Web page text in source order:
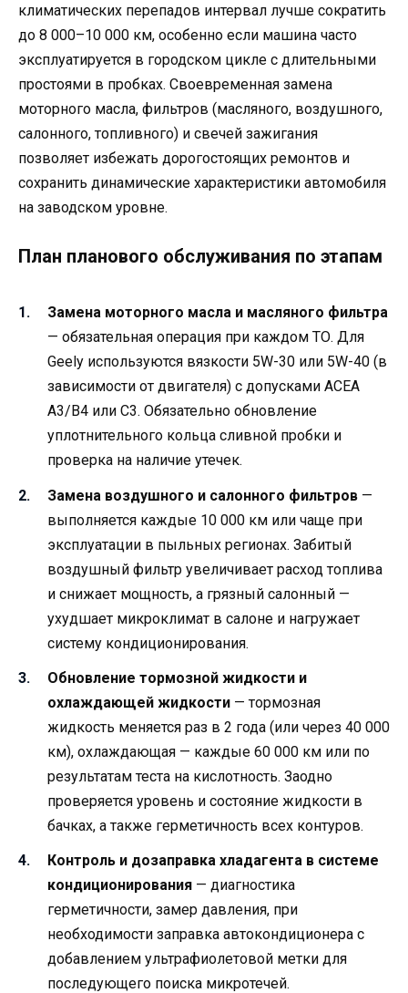
климатических перепадов интервал лучше сократить
до 8 000–10 000 км, особенно если машина часто
эксплуатируется в городском цикле с длительными
простоями в пробках. Своевременная замена
моторного масла, фильтров (масляного, воздушного,
салонного, топливного) и свечей зажигания
позволяет избежать дорогостоящих ремонтов и
сохранить динамические характеристики автомобиля
на заводском уровне.
План планового обслуживания по этапам
Замена моторного масла и масляного фильтра
— обязательная операция при каждом ТО. Для
Geely используются вязкости 5W-30 или 5W-40 (в
зависимости от двигателя) с допусками ACEA
A3/B4 или C3. Обязательно обновление
уплотнительного кольца сливной пробки и
проверка на наличие утечек.
Замена воздушного и салонного фильтров —
выполняется каждые 10 000 км или чаще при
эксплуатации в пыльных регионах. Забитый
воздушный фильтр увеличивает расход топлива
и снижает мощность, а грязный салонный —
ухудшает микроклимат в салоне и нагружает
систему кондиционирования.
Обновление тормозной жидкости и
охлаждающей жидкости — тормозная
жидкость меняется раз в 2 года (или через 40 000
км), охлаждающая — каждые 60 000 км или по
результатам теста на кислотность. Заодно
проверяется уровень и состояние жидкости в
бачках, а также герметичность всех контуров.
Контроль и дозаправка хладагента в системе
кондиционирования — диагностика
герметичности, замер давления, при
необходимости заправка автокондиционера с
добавлением ультрафиолетовой метки для
последующего поиска микротечей.